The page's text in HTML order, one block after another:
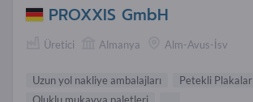
PROXXIS GmbH
Üretici Almanya Alm-Avus-İsv
Uzun yol nakliye ambalajları
Petekli Plakalar
Oluklu mukavva paletleri
...